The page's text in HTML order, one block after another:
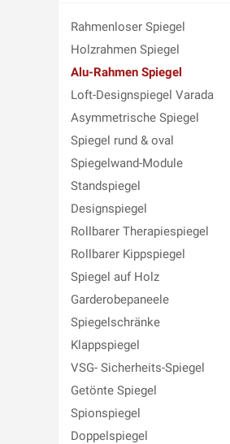
Rahmenloser Spiegel
Holzrahmen Spiegel
Alu-Rahmen Spiegel
Loft-Designspiegel Varada
Asymmetrische Spiegel
Spiegel rund & oval
Spiegelwand-Module
Standspiegel
Designspiegel
Rollbarer Therapiespiegel
Rollbarer Kippspiegel
Spiegel auf Holz
Garderobepaneele
Spiegelschränke
Klappspiegel
VSG- Sicherheits-Spiegel
Getönte Spiegel
Spionspiegel
Doppelspiegel